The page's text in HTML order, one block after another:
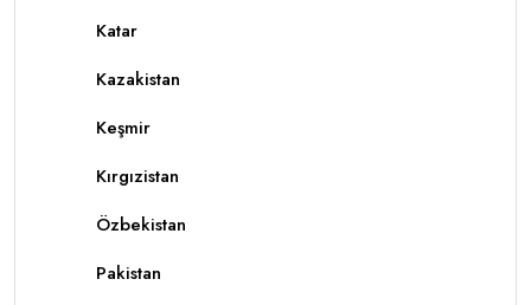
Katar
Kazakistan
Keşmir
Kırgızistan
Özbekistan
Pakistan